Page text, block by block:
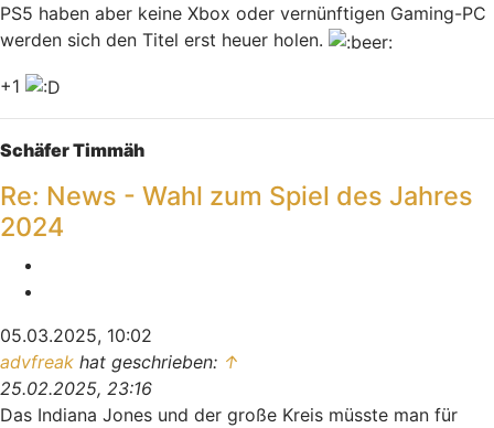
PS5 haben aber keine Xbox oder vernünftigen Gaming-PC
werden sich den Titel erst heuer holen.
+1
Nach oben
Schäfer Timmäh
Re: News - Wahl zum Spiel des Jahres
2024
05.03.2025, 10:02
advfreak hat geschrieben: ↑
25.02.2025, 23:16
Das Indiana Jones und der große Kreis müsste man für